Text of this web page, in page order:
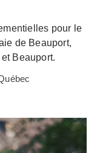
pour le
de Beauport,
Beauport.